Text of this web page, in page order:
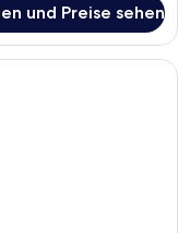
und Preise sehen